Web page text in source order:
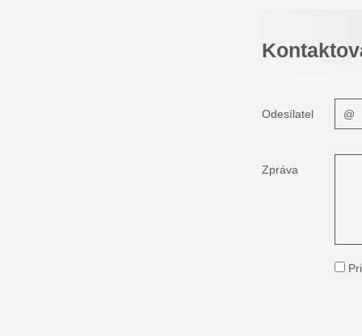
Odesílatel
Zpráva